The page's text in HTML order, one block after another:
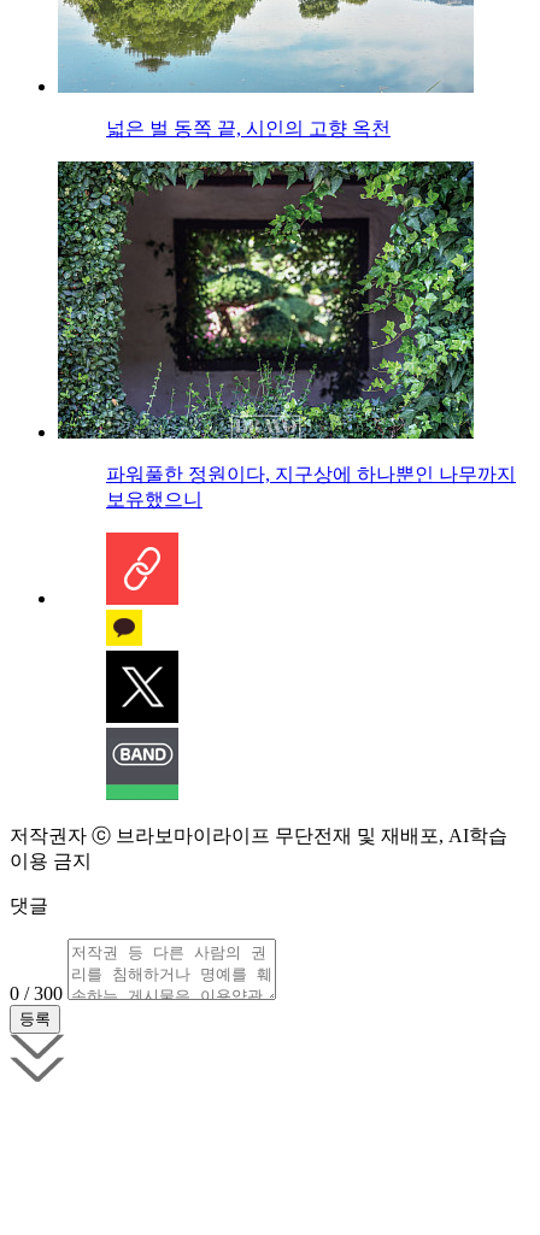
넓은 벌 동쪽 끝, 시인의 고향 옥천
파워풀한 정원이다, 지구상에 하나뿐인 나무까지
보유했으니
저작권자 ⓒ 브라보마이라이프 무단전재 및 재배포, AI학습
이용 금지
댓글
0 / 300